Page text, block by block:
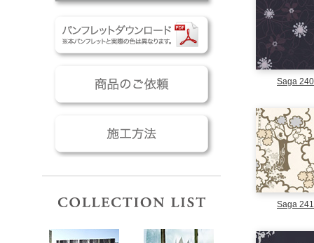
Saga
Saga
パンフレットダウンロ
商品のご依頼
コレクションリスト